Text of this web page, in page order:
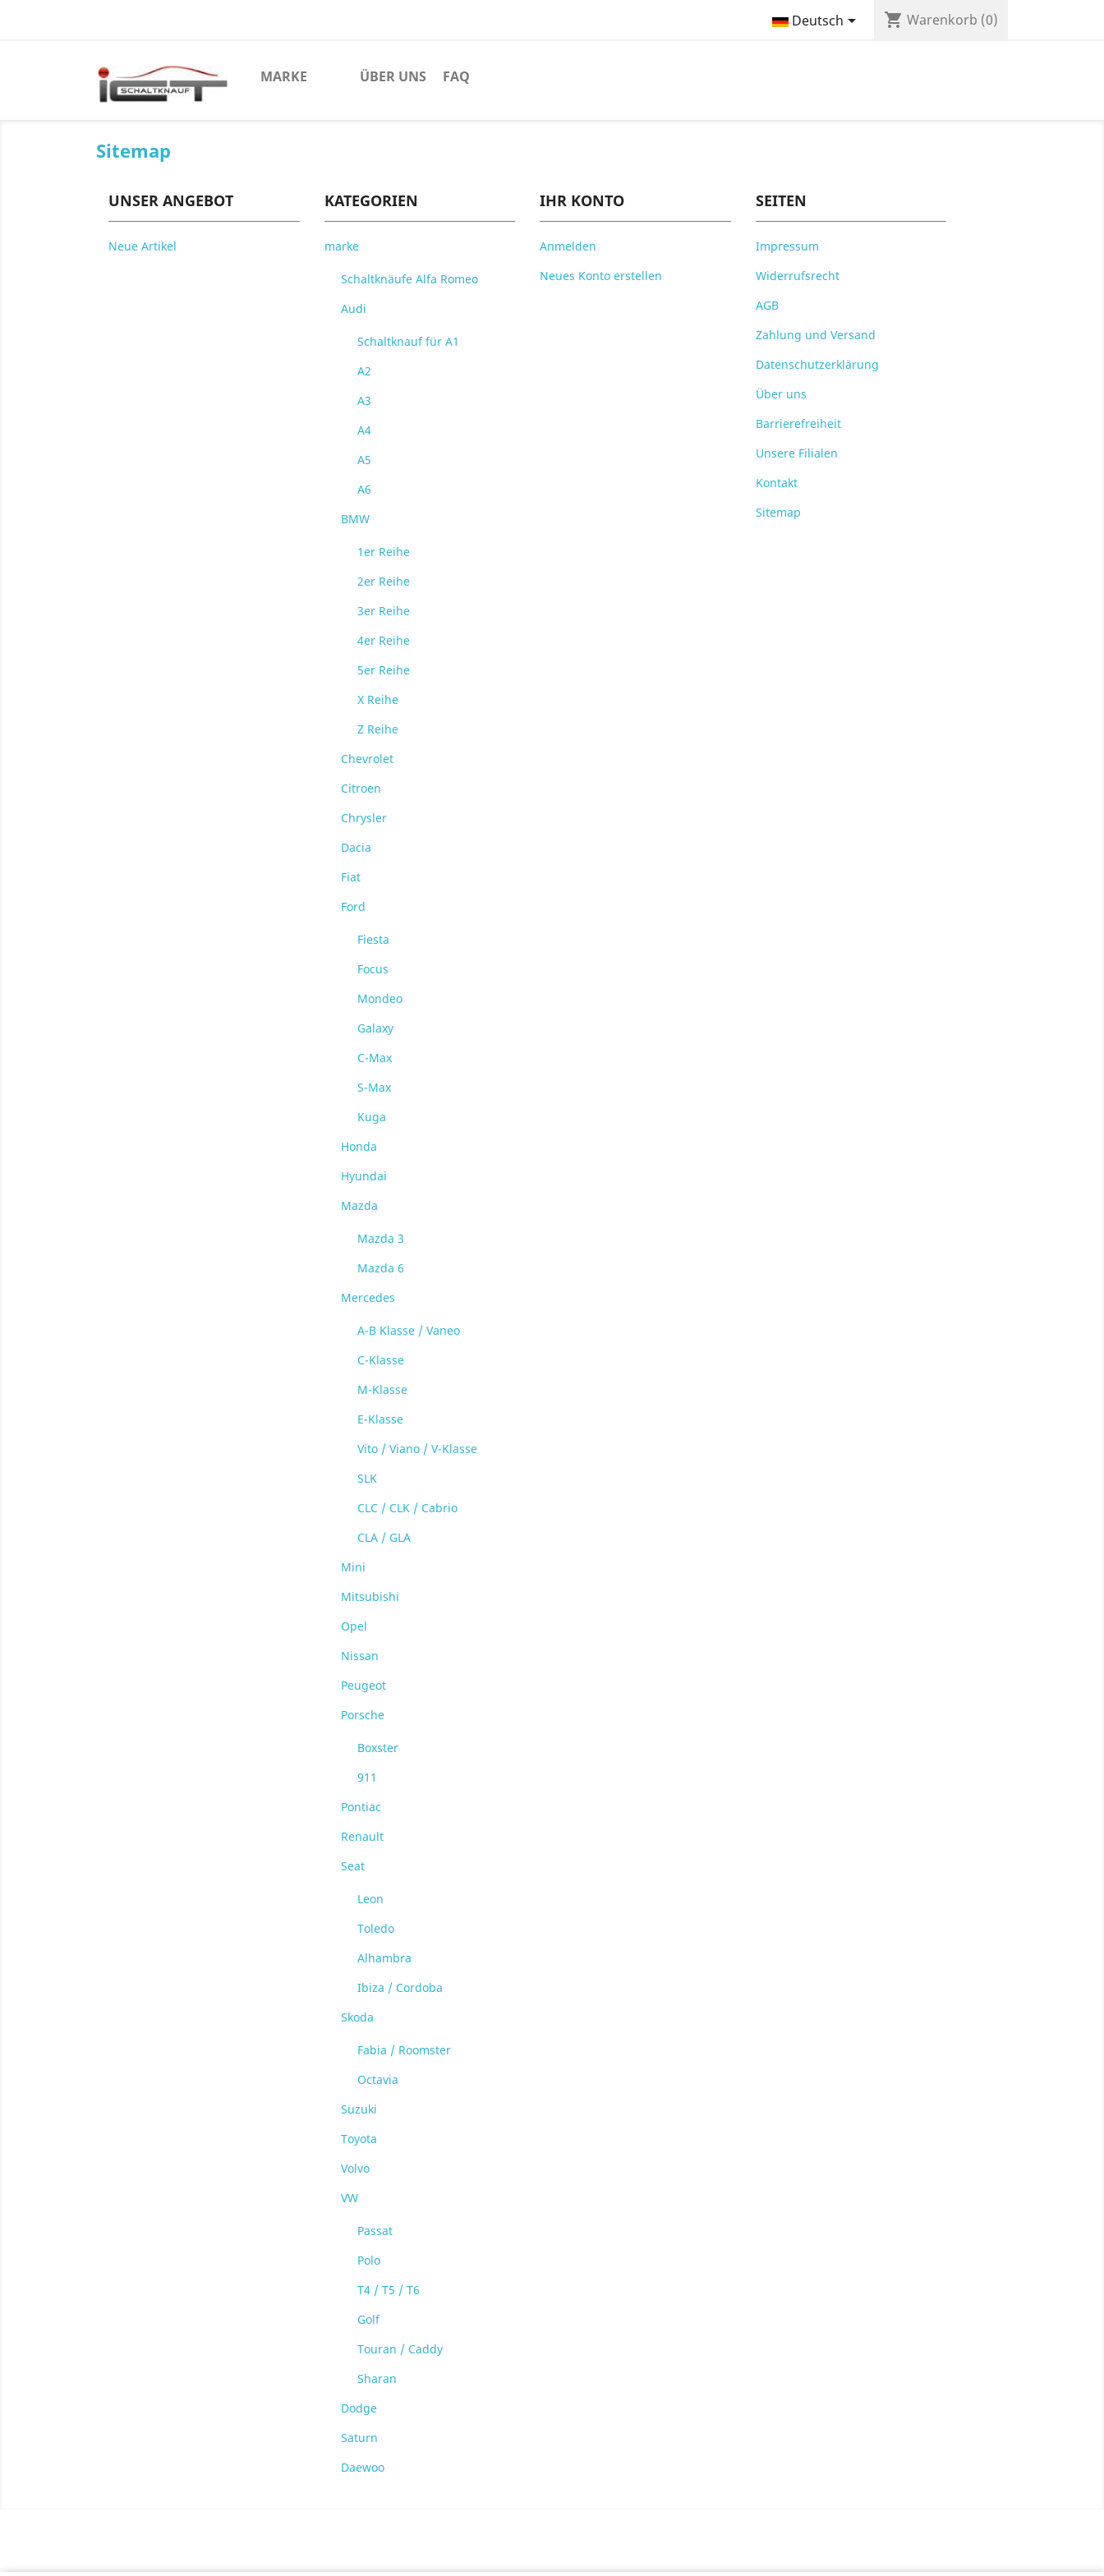
Deutsch shopping_cart Warenkorb (0)
MARKE ÜBER UNS FAQ
Sitemap
UNSER ANGEBOT
Neue Artikel
KATEGORIEN
marke
Schaltknäufe Alfa Romeo
Audi
Schaltknauf für A1
A2
A3
A4
A5
A6
BMW
1er Reihe
2er Reihe
3er Reihe
4er Reihe
5er Reihe
X Reihe
Z Reihe
Chevrolet
Citroen
Chrysler
Dacia
Fiat
Ford
Fiesta
Focus
Mondeo
Galaxy
C-Max
S-Max
Kuga
Honda
Hyundai
Mazda
Mazda 3
Mazda 6
Mercedes
A-B Klasse / Vaneo
C-Klasse
M-Klasse
E-Klasse
Vito / Viano / V-Klasse
SLK
CLC / CLK / Cabrio
CLA / GLA
Mini
Mitsubishi
Opel
Nissan
Peugeot
Porsche
Boxster
911
Pontiac
Renault
Seat
Leon
Toledo
Alhambra
Ibiza / Cordoba
Skoda
Fabia / Roomster
Octavia
Suzuki
Toyota
Volvo
VW
Passat
Polo
T4 / T5 / T6
Golf
Touran / Caddy
Sharan
Dodge
Saturn
Daewoo
IHR KONTO
Anmelden
Neues Konto erstellen
SEITEN
Impressum
Widerrufsrecht
AGB
Zahlung und Versand
Datenschutzerklärung
Über uns
Barrierefreiheit
Unsere Filialen
Kontakt
Sitemap